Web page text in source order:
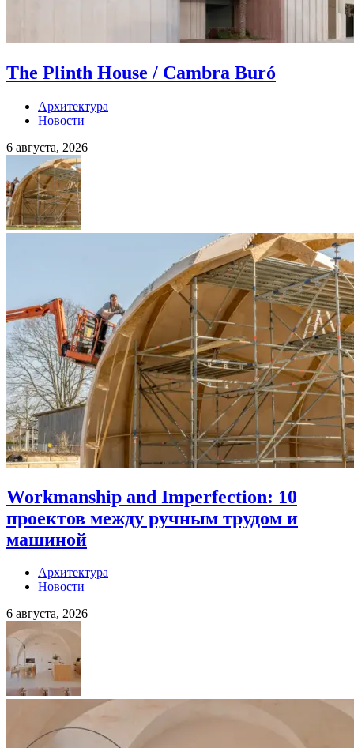
The Plinth House / Cambra Buró
Архитектура
Новости
6 августа, 2026
Workmanship and Imperfection: 10
проектов между ручным трудом и
машиной
Архитектура
Новости
6 августа, 2026